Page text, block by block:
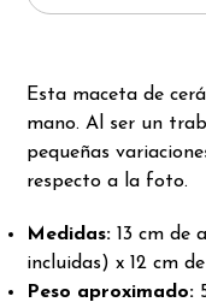
Esta maceta de
mano. Al ser un
pequeñas
respecto a la foto.
Medidas: 13 cm de
incluidas) x 12 cm
Peso aproximado: